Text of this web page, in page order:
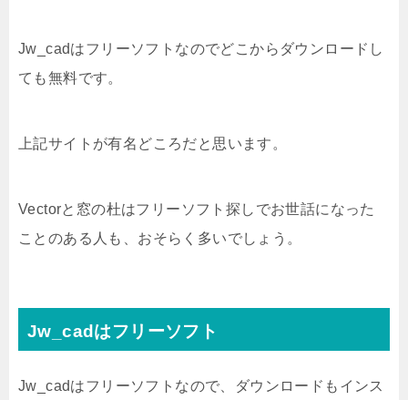
Jw_cadはフリーソフトなのでどこからダウンロードし
ても無料です。
上記サイトが有名どころだと思います。
Vectorと窓の杜はフリーソフト探しでお世話になった
ことのある人も、おそらく多いでしょう。
Jw_cadはフリーソフト
Jw_cadはフリーソフトなので、ダウンロードもインス